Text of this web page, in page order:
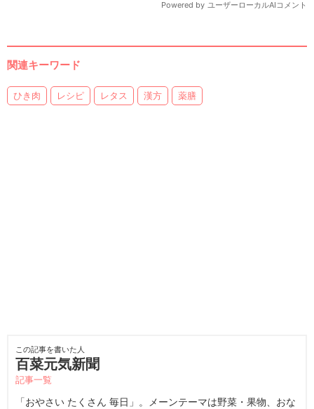
関連キーワード
ひき肉 レシピ レタス 漢方 薬膳
この記事を書いた人
百菜元気新聞
記事一覧
「おやさい たくさん 毎日」。メーンテーマは野菜・果物、おな